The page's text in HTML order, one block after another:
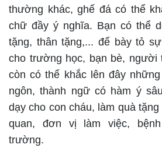
thường khác, ghế đá có thể
chữ đầy ý nghĩa. Bạn có thể
tặng, thân tặng,... để bày tỏ
cho trường học, bạn bè, người
còn có thể khắc lên đây
ngôn, thành ngữ có hàm ý
dạy cho con cháu, làm quà
quan, đơn vị làm việc,
trường.